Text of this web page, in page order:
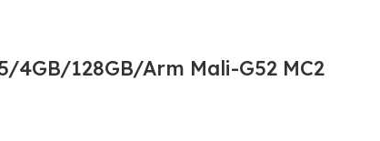
4GB/128GB/Arm Mali-G52 MC2